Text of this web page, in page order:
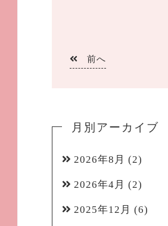
前へ
月別アーカイブ
2026年8月 (2)
2026年4月 (2)
2025年12月 (6)